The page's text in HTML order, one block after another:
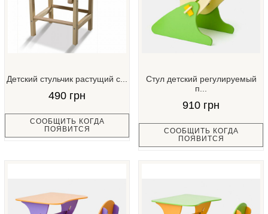
Детский стульчик растущий с...
490 грн
СООБЩИТЬ КОГДА
ПОЯВИТСЯ
Стул детский регулируемый
п...
910 грн
СООБЩИТЬ КОГДА
ПОЯВИТСЯ